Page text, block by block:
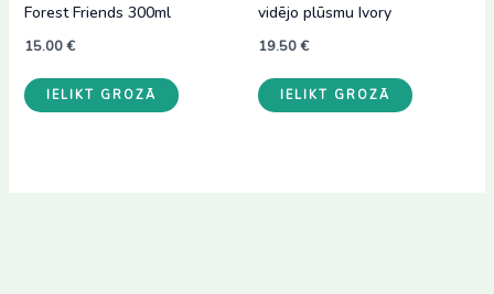
Forest Friends 300ml
15.00€
IELIKT GROZĀ
vidējo plūsmu Ivory
19.50€
IELIKT GROZĀ